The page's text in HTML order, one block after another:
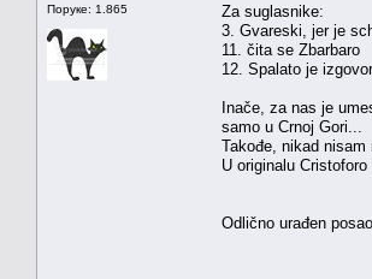
Поруке: 1.865
Za suglasnike:
3. Gvareski, jer je
11. čita se Zbarbaro
12. Spalato je
Inače, za nas je
samo u Crnoj Gori...
Takođe, nikad
U originalu
Odlično urađen